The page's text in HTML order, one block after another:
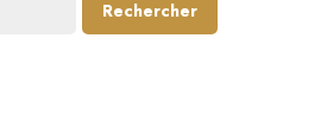
Rechercher